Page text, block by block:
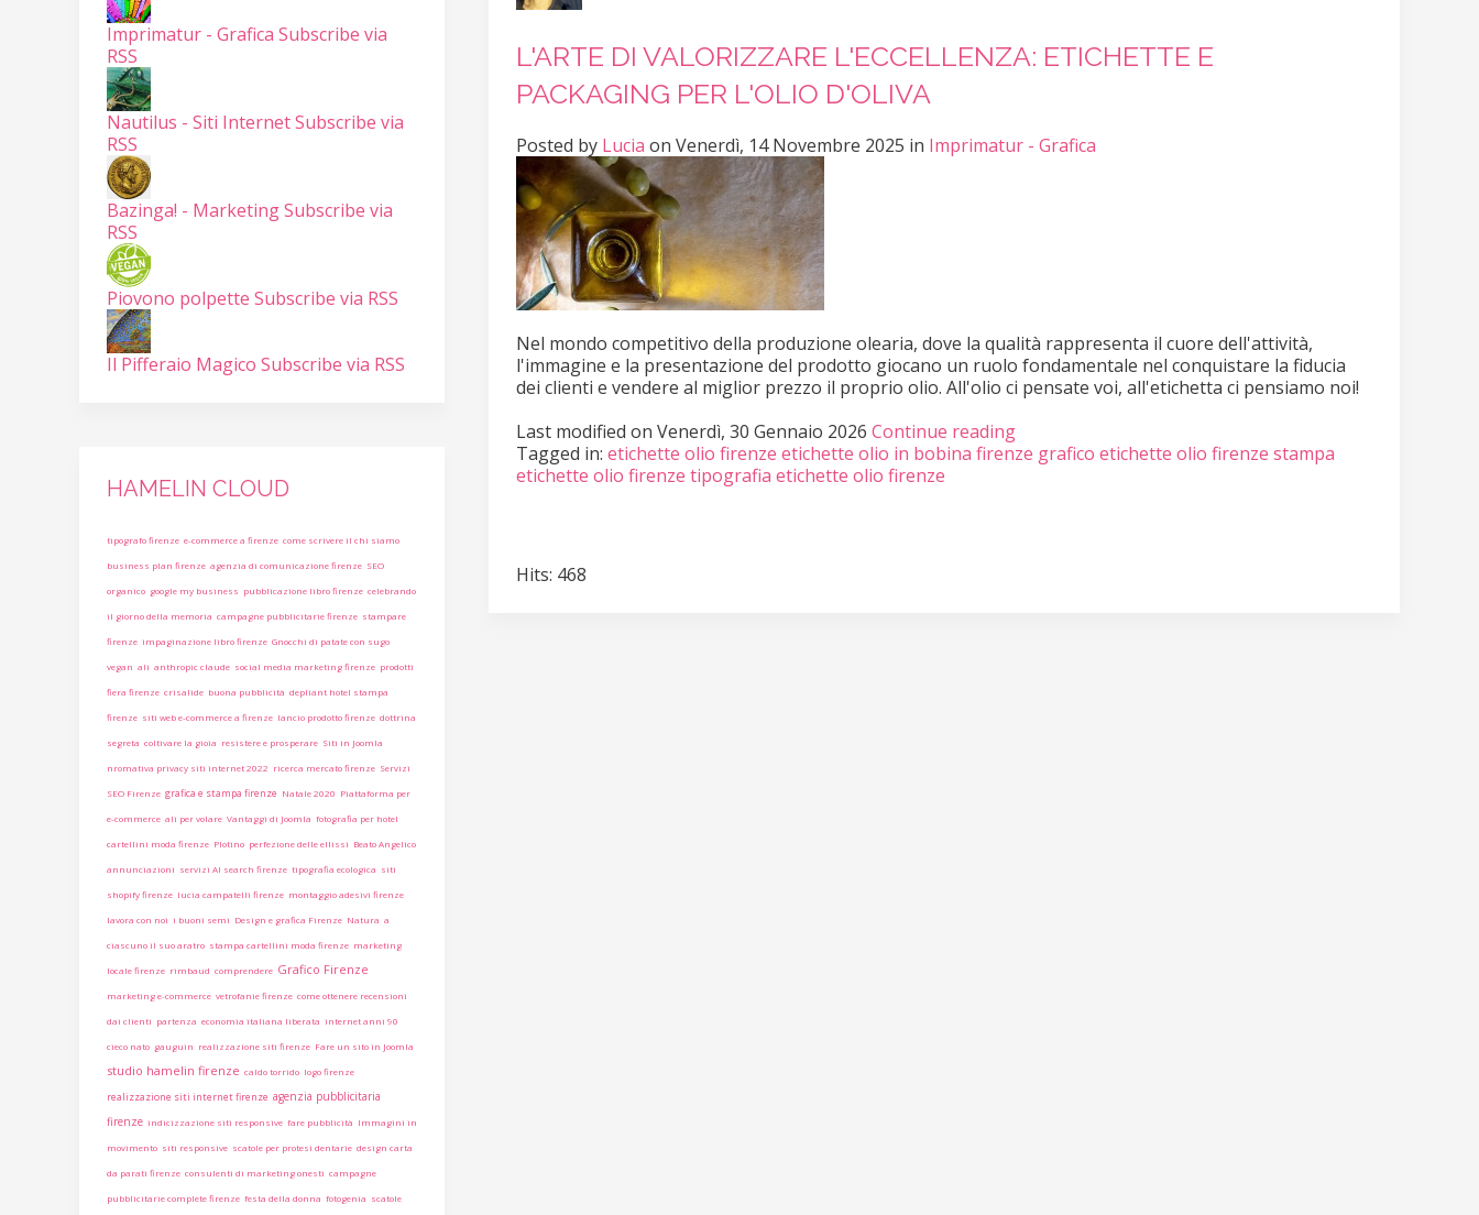
L'ARTE DI VALORIZZARE L'ECCELLENZA: ETICHETTE E
PACKAGING PER L'OLIO D'OLIVA
Posted by Lucia on Venerdì, 14 Novembre 2025 in Imprimatur - Grafica
Nel mondo competitivo della produzione olearia, dove la qualità rappresenta il cuore dell'attività,
l'immagine e la presentazione del prodotto giocano un ruolo fondamentale nel conquistare la fiducia
dei clienti e vendere al miglior prezzo il proprio olio. All'olio ci pensate voi, all'etichetta ci pensiamo noi!
Last modified on Venerdì, 30 Gennaio 2026 Continue reading
Tagged in: etichette olio firenze etichette olio in bobina firenze grafico etichette olio firenze stampa
etichette olio firenze tipografia etichette olio firenze
Hits: 468
Imprimatur - Grafica Subscribe via
RSS
Nautilus - Siti InternetSubscribe via
RSS
Bazinga! - MarketingSubscribe via
RSS
Piovono polpette Subscribe via RSS
Il Pifferaio Magico Subscribe via RSS
HAMELIN CLOUD
tipografo firenze e-commerce a firenze come scrivere il chi siamo
business plan firenze agenzia di comunicazione firenze SEO
organico google my business pubblicazione libro firenze celebrando
il giorno della memoria campagne pubblicitarie firenze stampare
firenze impaginazione libro firenze Gnocchi di patate con sugo
vegan ali anthropic claude social media marketing firenze prodotti
fiera firenze crisalide buona pubblicità depliant hotel stampa
firenze siti web e-commerce a firenze lancio prodotto firenze dottrina
segreta coltivare la gioia resistere e prosperare Siti in Joomla
nromativa privacy siti internet 2022 ricerca mercato firenze Servizi
SEO Firenze grafica e stampa firenze Natale 2020 Piattaforma per
e-commerce ali per volare Vantaggi di Joomla fotografia per hotel
cartellini moda firenze Plotino perfezione delle ellissi Beato Angelico
annunciazioni servizi AI search firenze tipografia ecologica siti
shopify firenze lucia campatelli firenze montaggio adesivi firenze
lavora con noi i buoni semi Design e grafica Firenze Natura a
ciascuno il suo aratro stampa cartellini moda firenze marketing
locale firenze rimbaud comprendere Grafico Firenze
marketing e-commerce vetrofanie firenze come ottenere recensioni
dai clienti partenza economia italiana liberata internet anni 90
cieco nato gauguin realizzazione siti firenze Fare un sito in Joomla
studio hamelin firenze caldo torrido logo firenze
realizzazione siti internet firenze agenzia pubblicitaria
firenze indicizzazione siti responsive fare pubblicità Immagini in
movimento siti responsive scatole per protesi dentarie design carta
da parati firenze consulenti di marketing onesti campagne
pubblicitarie complete firenze festa della donna fotogenia scatole